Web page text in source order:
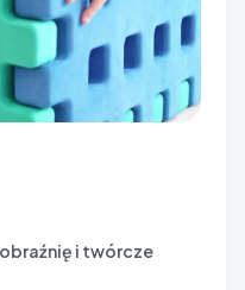
i twórcze